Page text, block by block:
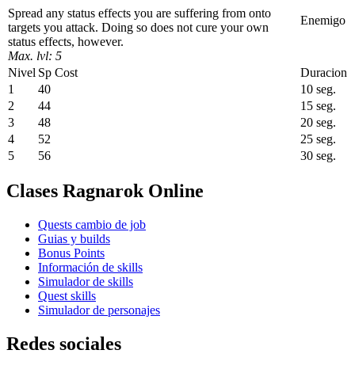
Spread any status effects you are suffering from onto
targets you attack. Doing so does not cure your own
status effects, however.
Max. lvl: 5
Enemigo
Nivel Sp Cost
Duracion
1
40
10 seg.
2
44
15 seg.
3
48
20 seg.
4
52
25 seg.
5
56 30 seg.
Clases Ragnarok Online
Quests cambio de job
Guias y builds
Bonus Points
Información de skills
Simulador de skills
Quest skills
Simulador de personajes
Redes sociales